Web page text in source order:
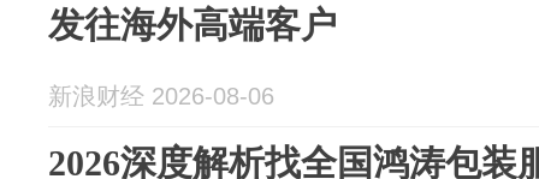
发往海外高端客户
新浪财经 2026-08-06
2026深度解析找全国鸿涛包装